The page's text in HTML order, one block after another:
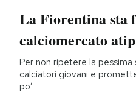
La Fiorentina sta
calciomercato
Per non ripetere la
calciatori giovani e
po’